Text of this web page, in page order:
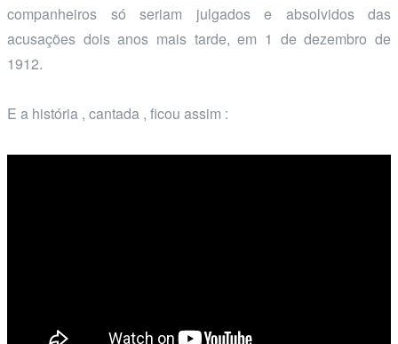
companheiros só seriam julgados e absolvidos das
acusações dois anos mais tarde, em 1 de dezembro de
1912.
E a história , cantada , ficou assim :